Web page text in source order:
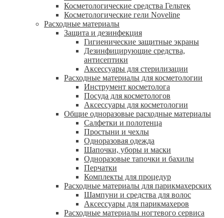
Косметологические средства Гельтек
Косметологические гели Noveline
Расходные материалы
Защита и дезинфекция
Гигиенические защитные экраны
Дезинфицирующие средства,
антисептики
Аксессуары для стерилизации
Расходные материалы для косметологии
Инструмент косметолога
Посуда для косметологов
Аксессуары для косметологии
Общие одноразовые расходные материалы
Салфетки и полотенца
Простыни и чехлы
Одноразовая одежда
Шапочки, уборы и маски
Одноразовые тапочки и бахилы
Перчатки
Комплекты для процедур
Расходные материалы для парикмахерских
Шампуни и средства для волос
Аксессуары для парикмахеров
Расходные материалы ногтевого сервиса